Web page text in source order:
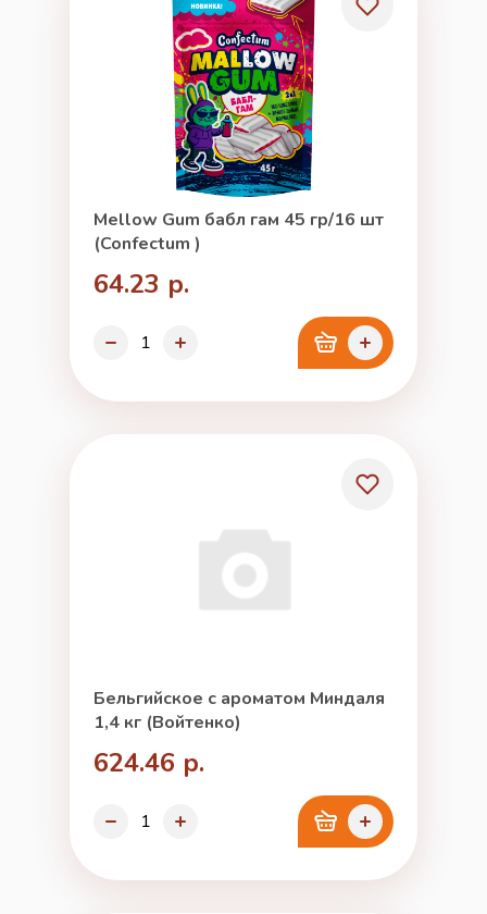
Mellow Gum бабл гам 45 гр/16 шт
(Confectum )
64.23 р.
Бельгийское с ароматом Миндаля
1,4 кг (Войтенко)
624.46 р.